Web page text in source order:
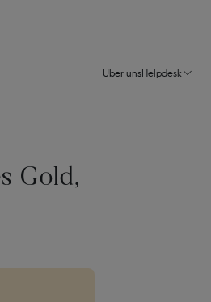
Über unsHelpdesk
Gold,